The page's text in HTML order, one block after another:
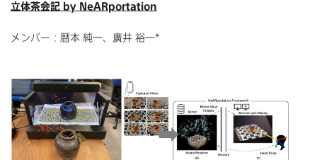
立体茶会記 by NeARportation
メンバー：暦本 純一、廣井 裕一*